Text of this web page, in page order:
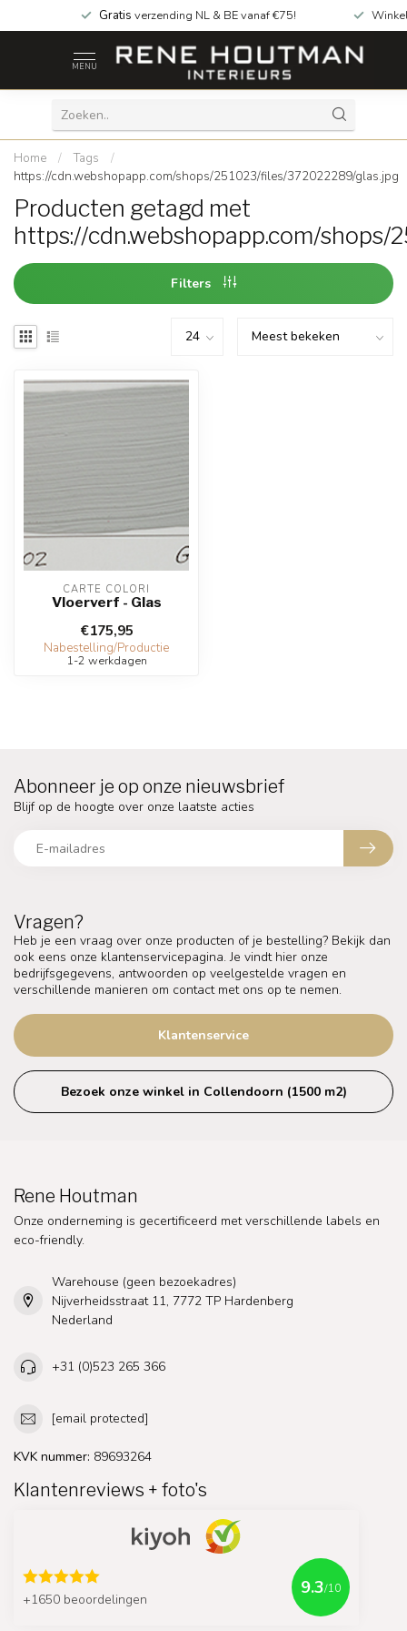
Gratis verzending NL & BE vanaf €75!
MENU
Home / Tags
/
https://cdn.webshopapp.com/shops/251023/files/372022289/glas.jpg
Producten getagd met
https://cdn.webshopapp.com/
Filters
CARTE COLORI
Vloerverf - Glas
€175,95
Nabestelling/Productie
1-2 werkdagen
Vragen?
Heb je een vraag over onze producten of je bestelling? Bekijk dan
ook eens onze klantenservicepagina. Je vindt hier onze
bedrijfsgegevens, antwoorden op veelgestelde vragen en
verschillende manieren om contact met ons op te nemen.
Klantenservice
Bezoek onze winkel in Collendoorn (1500 m2)
Abonneer je op onze nieuwsbrief
Blijf op de hoogte over onze laatste acties
Rene Houtman
Onze onderneming is gecertificeerd met verschillende labels en
eco-friendly.
Warehouse (geen bezoekadres)
Nijverheidsstraat 11, 7772 TP Hardenberg
Nederland
+31 (0)523 265 366
[email protected]
KVK nummer: 89693264
Klantenreviews + foto's
+1650 beoordelingen
9.3/10